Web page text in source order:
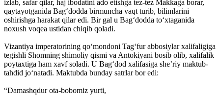
izlab, safar qilar, haj ibodatini ado etishga tez-tez Makkaga borar,
qaytayotganida Bag‘dodda birmuncha vaqt turib, bilimlarini
oshirishga harakat qilar edi. Bir gal u Bag‘dodda to‘xtaganida
noxush voqea ustidan chiqib qoladi.
Vizantiya imperatorining qo‘mondoni Tag‘fur abbosiylar xalifaligiga
tegishli Shomning shimoliy qismi va Antokiyani bosib olib, xalifalik
poytaxtiga ham xavf soladi. U Bag‘dod xalifasiga she’riy maktub-
tahdid jo‘natadi. Maktubda bunday satrlar bor edi:
“Damashqdur ota-bobomiz yurti,